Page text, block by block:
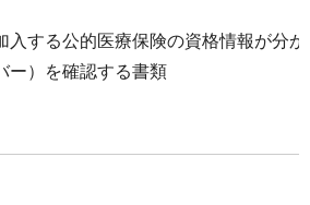
入する公的医療保険の資格情報が分
ー）を確認する書類